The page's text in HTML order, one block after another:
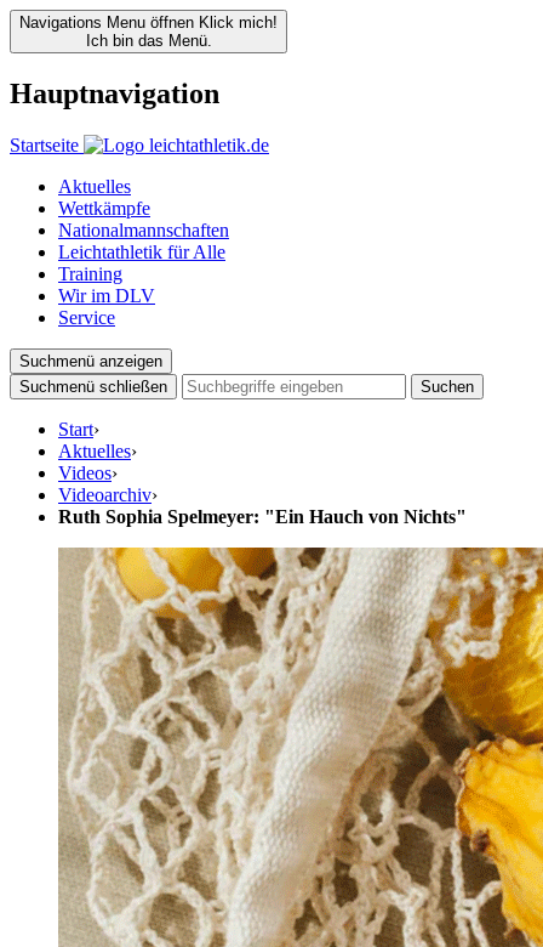
Navigations Menu öffnen Klick mich!
Ich bin das Menü.
Hauptnavigation
Startseite
Aktuelles
Wettkämpfe
Nationalmannschaften
Leichtathletik für Alle
Training
Wir im DLV
Service
Suchmenü anzeigen
Suchmenü schließen
Suchen
Start›
Aktuelles›
Videos›
Videoarchiv›
Ruth Sophia Spelmeyer: "Ein Hauch von Nichts"